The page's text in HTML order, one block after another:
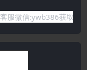
:ywb386获取帮助！